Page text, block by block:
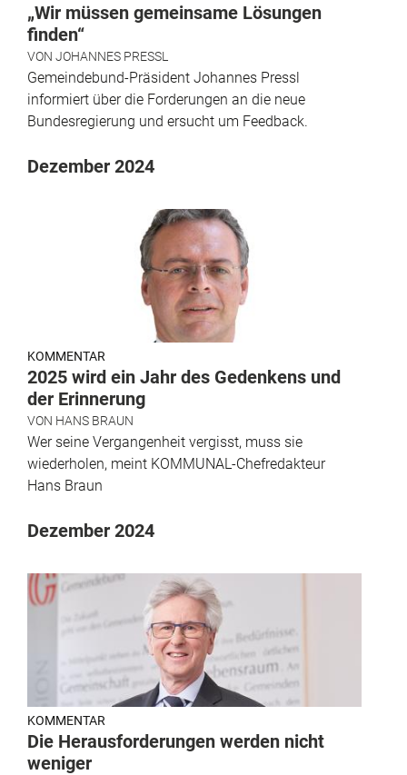
„Wir müssen gemeinsame Lösungen
finden“
VON JOHANNES PRESSL
Gemeindebund-Präsident Johannes Pressl
informiert über die Forderungen an die neue
Bundesregierung und ersucht um Feedback.
Dezember 2024
KOMMENTAR
2025 wird ein Jahr des Gedenkens und
der Erinnerung
VON HANS BRAUN
Wer seine Vergangenheit vergisst, muss sie
wiederholen, meint KOMMUNAL-Chefredakteur
Hans Braun
Dezember 2024
KOMMENTAR
Die Herausforderungen werden nicht
weniger